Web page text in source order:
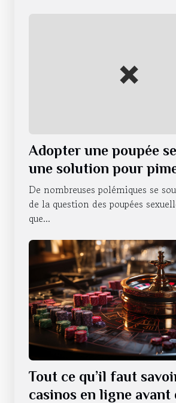
Adopter une poupée
une solution pour
vie sexuelle ?
De nombreuses polémiques se
de la question des poupées
que...
Tout ce qu’il faut
casinos en ligne avant